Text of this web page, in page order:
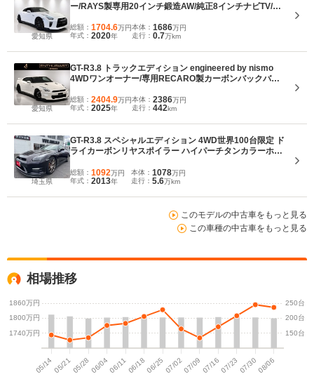
愛知県
ー/RAYS製専用20インチ鍛造AW/純正8インチナビTV/ド
総額： 1704.6万円
年式： 2020年
本体： 1686万円
走行： 0.7万km
愛知県
GT-R3.8 トラックエディション engineered by nismo
4WDワンオーナー/専用RECARO製カーボンバックバケ
ビTV/ドラレコ/ETC/アップルカープレイ
総額： 2404.9万円
年式： 2025年
本体： 2386万円
走行： 442km
埼玉県
GT-R3.8 スペシャルエディション 4WD世界100台限定 ド
ライカーボンリヤスポイラー ハイパーチタンカラーホイ
BOSE シートヒーター ETC
総額： 1092万円
年式： 2013年
本体： 1078万円
走行： 5.6万km
このモデルの中古車をもっと見る
この車種の中古車をもっと見る
相場推移